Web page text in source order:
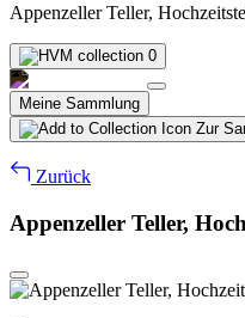
Appenzeller Teller,
0
Meine Sammlung
Zur
Zurück
Appenzeller Teller,